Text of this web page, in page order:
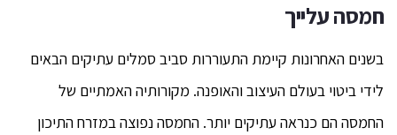
חמסה עלייך
בשנים האחרונות קיימת התעוררות סביב סמלים עתיקים הבאים
לידי ביטוי בעולם העיצוב והאופנה. מקורותיה האמתיים של
החמסה הם כנראה עתיקים יותר. החמסה נפוצה במזרח התיכון